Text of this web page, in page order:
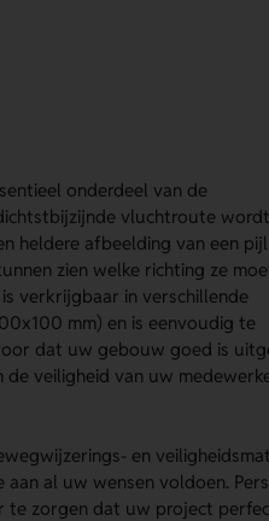
onderdeel van de
vluchtroute wordt
heldere afbeelding van een
zien welke richting ze
verkrijgbaar in verschillende
mm) en is eenvoudig te
dat uw gebouw goed is
veiligheid van uw
en
al uw wensen voldoen.
te zorgen dat uw project